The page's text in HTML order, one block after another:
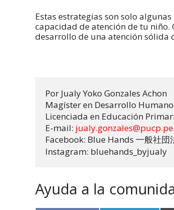
Estas estrategias son solo
capacidad de atención de tu niño.
desarrollo de una atención sólida
Por Jualy Yoko Gonzales Achon
Magíster en Desarrollo
E-mail: jualy.gonzales@pucp.pe
Facebook: Blue Hands 一般社団
Instagram: bluehands_byjualy
Ayuda a la